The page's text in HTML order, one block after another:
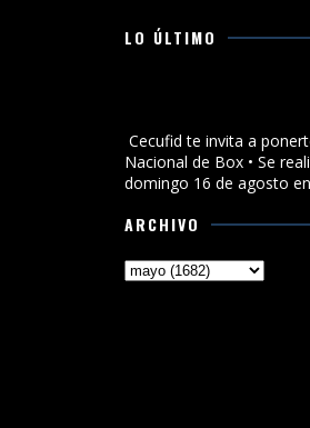
LO ÚLTIMO
Cecufid te invita a
Nacional de Box • Se
domingo 16 de agosto en
ARCHIVO